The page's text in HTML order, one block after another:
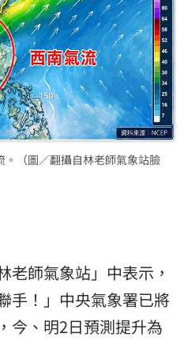
（圖／翻攝自林老師氣象站臉
老師氣象站」中表示，
手！」中央氣象署已將
今、明2日預測提升為